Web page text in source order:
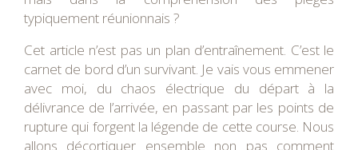
typiquement réunionnais ?
Cet article n’est pas un plan d’entraînement. C’est le
carnet de bord d’un survivant. Je vais vous emmener
avec moi, du chaos électrique du départ à la
délivrance de l’arrivée, en passant par les points de
rupture qui forgent la légende de cette course. Nous
allons décortiquer ensemble non pas comment